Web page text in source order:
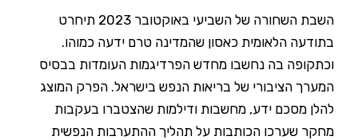
השבת השחורה של השביעי באוקטובר 2023 תיחרט
בתודעה הלאומית כאסון שהמדינה טרם ידעה כמוהו.
וכתקופה בה נחשבו מחדש הפרדיגמות העומדות בבסיס
המערך הציבורי של בריאות הנפש בישראל. הפרק המוצג
להלן מסכם ידע, מחשבות ודילמות שהצטברו בעקבות
מחקר שערכו הכותבות על תהליך ההתערבות הנפשית